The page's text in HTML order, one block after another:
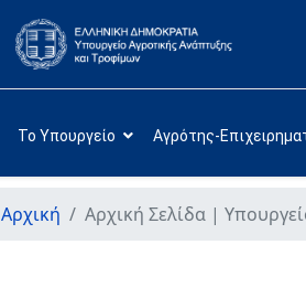
Το Υπουργείο Αγρότης-
Αρχική Αρχική Σελίδα |